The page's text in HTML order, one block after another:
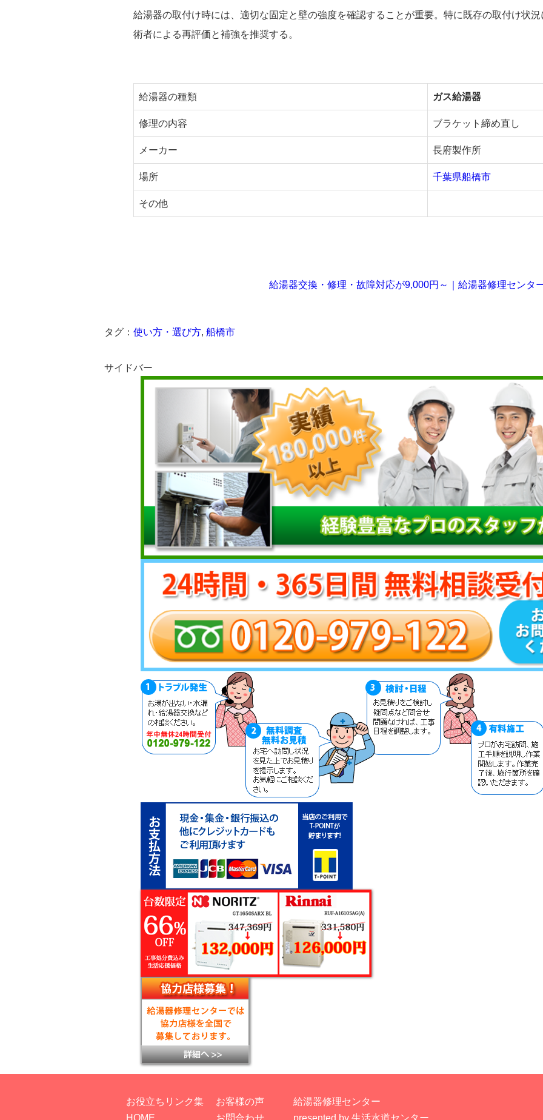
給湯器の取付け時には、適切な固定と壁の強度を確認することが重要。特に既存の取付け状
術者による再評価と補強を推奨する。
給湯器の種類 ガス給湯器
修理の内容 ブラケット締め直し
メーカー 長府製作所
場所 千葉県船橋市
その他
給湯器交換・修理・故障対応が9,000円～｜給湯器修理センタ
タグ： 使い方・選び方, 船橋市
サイドバー
お役立ちリンク集
HOME
お客様の声
お問合わせ
給湯器修理センター
presented by 生活水道センター